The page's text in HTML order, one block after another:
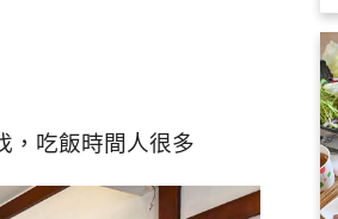
，吃飯時間人很多